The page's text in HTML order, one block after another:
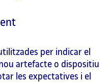
per indicar el
artefacte o dispositiu
les expectatives i el